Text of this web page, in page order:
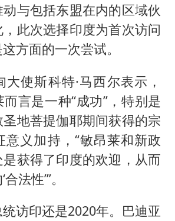
与包括东盟在内的区域伙
此次选择印度为首次访问
方面的一次尝试。
使斯科特·马西尔表示，
言是一种“成功”，特别是
地菩提伽耶期间获得的宗
意义加持，“敏昂莱和新政
获得了印度的欢迎，从而
法性’”。
访印还是2020年。巴迪亚